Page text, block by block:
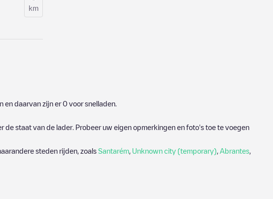
km
en daarvan zijn er 0 voor snelladen.
staat van de lader. Probeer uw eigen opmerkingen en foto's toe te voegen
steden rijden, zoals Santarém Unknown city (temporary) Abrantes